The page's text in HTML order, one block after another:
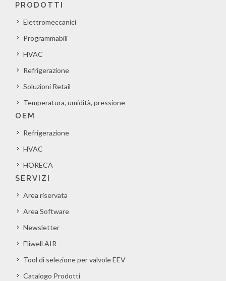
PRODOTTI
Elettromeccanici
Programmabili
HVAC
Refrigerazione
Soluzioni Retail
Temperatura, umidità, pressione
OEM
Refrigerazione
HVAC
HORECA
SERVIZI
Area riservata
Area Software
Newsletter
Eliwell AIR
Tool di selezione per valvole EEV
Catalogo Prodotti